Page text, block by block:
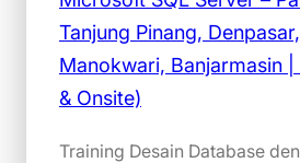
Training Desain Database